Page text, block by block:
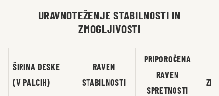
URAVNOTEŽENJE STABILNOSTI IN
ZMOGLJIVOSTI
ŠIRINA DESKE
(V PALCIH)
RAVEN
STABILNOSTI
PRIPOROČENA
RAVEN
SPRETNOSTI